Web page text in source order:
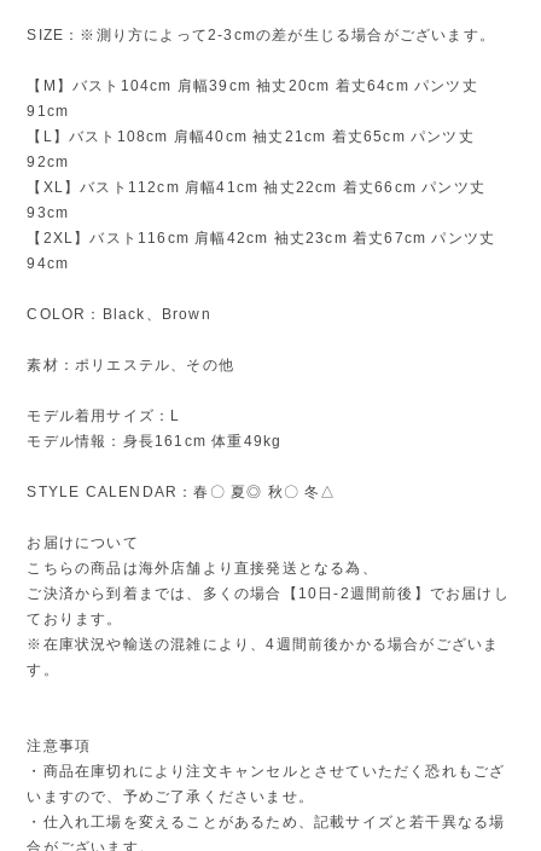
SIZE：※測り方によって2-3cmの差が生じる場合がございます。
【M】バスト104cm 肩幅39cm 袖丈20cm 着丈64cm パンツ丈
91cm
【L】バスト108cm 肩幅40cm 袖丈21cm 着丈65cm パンツ丈
92cm
【XL】バスト112cm 肩幅41cm 袖丈22cm 着丈66cm パンツ丈
93cm
【2XL】バスト116cm 肩幅42cm 袖丈23cm 着丈67cm パンツ丈
94cm
COLOR：Black、Brown
素材：ポリエステル、その他
モデル着用サイズ：L
モデル情報：身長161cm 体重49kg
STYLE CALENDAR：春〇 夏◎ 秋〇 冬△
お届けについて
こちらの商品は海外店舗より直接発送となる為、
ご決済から到着までは、多くの場合【10日-2週間前後】でお届けし
ております。
※在庫状況や輸送の混雑により、4週間前後かかる場合がございま
す。
注意事項
・商品在庫切れにより注文キャンセルとさせていただく恐れもござ
いますので、予めご了承くださいませ。
・仕入れ工場を変えることがあるため、記載サイズと若干異なる場
合がございます。